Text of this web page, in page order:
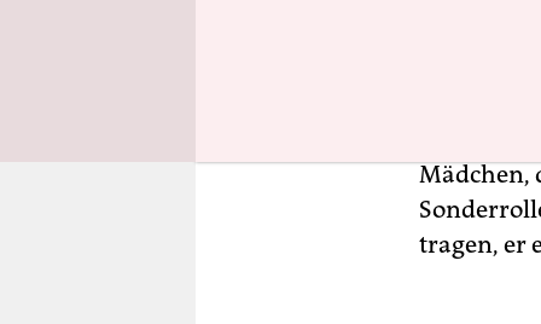
geplant,
Mädchen,
tragen, er